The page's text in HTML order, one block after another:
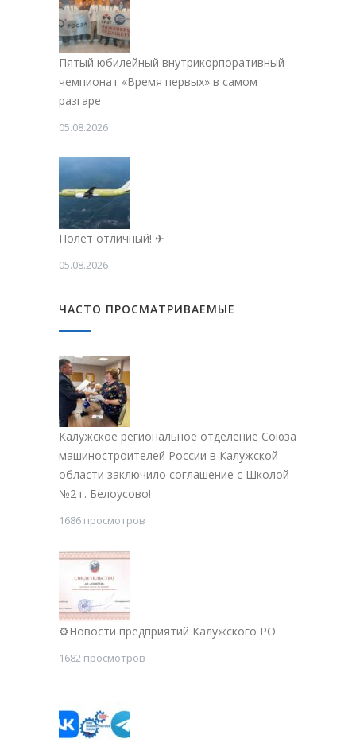
Пятый юбилейный внутрикорпоративный
чемпионат «Время первых» в самом
разгаре
05.08.2026
Полёт отличный! ✈
05.08.2026
ЧАСТО ПРОСМАТРИВАЕМЫЕ
Калужское региональное отделение Союза
машиностроителей России в Калужской
области заключило соглашение с Школой
№2 г. Белоусово!
1686 просмотров
⚙Новости предприятий Калужского РО
1682 просмотров